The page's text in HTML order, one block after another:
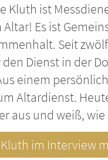
Kluth ist
Altar! Es ist
Seit
Dienst in der
einem
Altardienst.
aus und weiß,
im Interview